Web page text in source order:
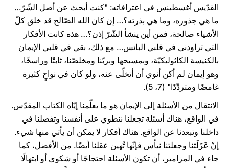
القدّيس أغسطينس في اعترافاته: "كنت أبحث عن أصل الشّرّ…
ما هي جذوره، وما هي بذرته؟… إن كان الله الصّالح قد خلق كلّ
الأشياء صالحة، فمن أين ينشأ الشّرّ إذن؟… هذه كانت الأفكار
التي تراودني في قلبي البائس… مع ذلك، بقي في قلبي الإيمان
بالكنيسة الكاثوليكيّة، وبمسيحها وبربّنا ومخلصّنا، ثابتًا وراسخًا،
وهو إيمان لم أكن أنوي أن أتخلّى عنه، ولو كان في نواحٍ كثيرة
غامضًا ومتردِّدًا" (7، 5).
الانتقال من الأسئلة إلى الإيمان هو ما يعلّمنا إيّاه الكتاب المقدّس.
في الواقع، هناك أسئلة تجعلنا ننطوي على أنفسنا وتفصلنا في
داخلنا وتبعدنا عن الواقع. هناك أفكار لا يمكن أن يأتي منها شيء.
إنْ عَزَلَتنا وجعلتنا نيأس فإنّها تُهين عقلنا أيضًا. من الأفضل، كما
جاء في المزامير، أن تكون الأسئلة احتجاجًا أو شكوى أو ابتهالًا